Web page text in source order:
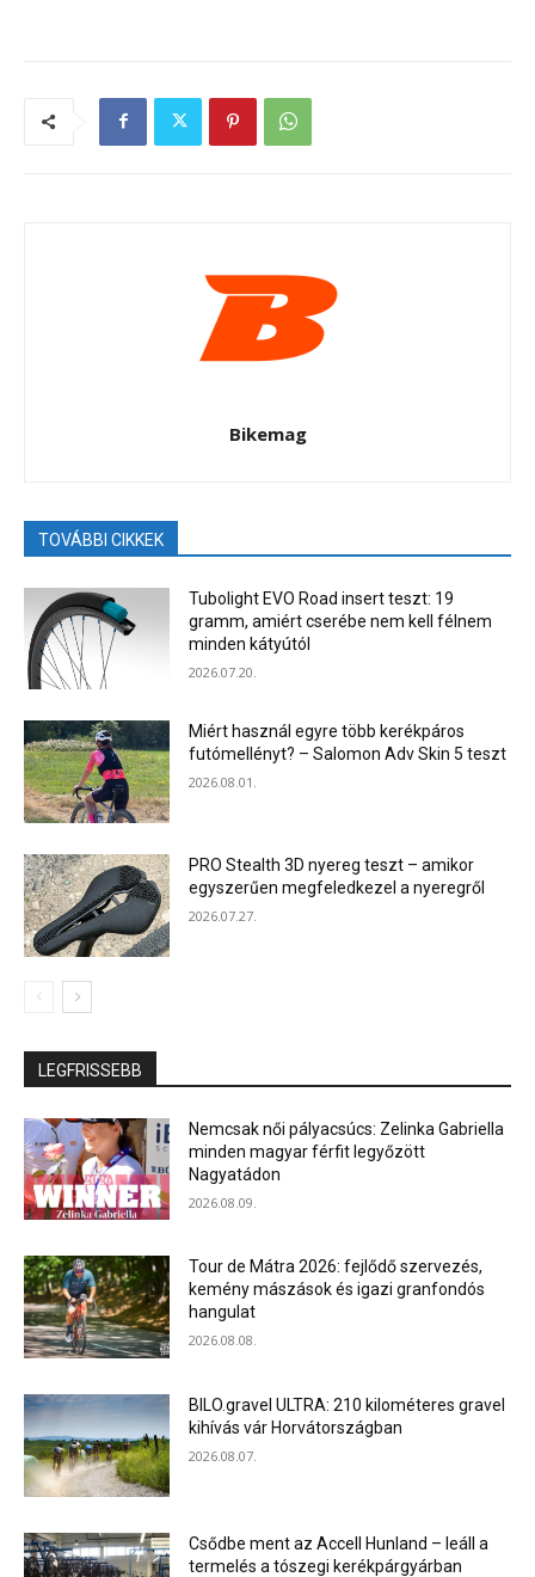
Bikemag
TOVÁBBI CIKKEK
Tubolight EVO Road insert teszt: 19
gramm, amiért cserébe nem kell félnem
minden kátyútól
2026.07.20.
Miért használ egyre több kerékpáros
futómellényt? – Salomon Adv Skin 5 teszt
2026.08.01.
PRO Stealth 3D nyereg teszt – amikor
egyszerűen megfeledkezel a nyeregről
2026.07.27.
LEGFRISSEBB
Nemcsak női pályacsúcs: Zelinka Gabriella
minden magyar férfit legyőzött
Nagyatádon
2026.08.09.
Tour de Mátra 2026: fejlődő szervezés,
kemény mászások és igazi granfondós
hangulat
2026.08.08.
BILO.gravel ULTRA: 210 kilométeres gravel
kihívás vár Horvátországban
2026.08.07.
Csődbe ment az Accell Hunland – leáll a
termelés a tószegi kerékpárgyárban